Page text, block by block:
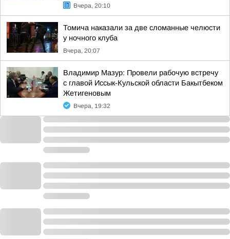
Вчера, 20:10
Томича наказали за две сломанные челюсти
у ночного клуба
Вчера, 20:07
Владимир Мазур: Провели рабочую встречу
с главой Иссык-Кульской области Бакытбеком
Жетигеновым
Вчера, 19:32